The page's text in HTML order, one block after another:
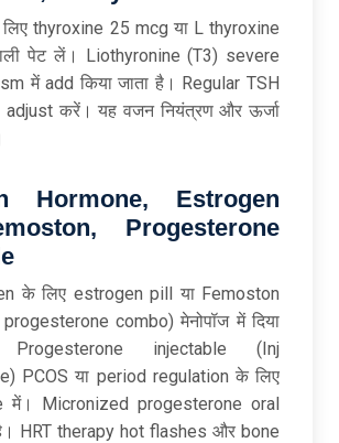
thyroxine 25 mcg या L thyroxine
पेट लें। Liothyronine (T3) severe
में add किया जाता है। Regular TSH
करें। यह वजन नियंत्रण और ऊर्जा
Hormone, Estrogen
Progesterone
के लिए estrogen pill या Femoston
combo) मेनोपॉज में दिया
injectable (Inj
PCOS या period regulation के लिए
में। Micronized progesterone oral
HRT therapy hot flashes और bone